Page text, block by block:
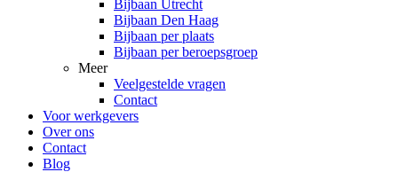
Bijbaan Utrecht
Bijbaan Den Haag
Bijbaan per plaats
Bijbaan per beroepsgroep
Meer
Veelgestelde vragen
Contact
Voor werkgevers
Over ons
Contact
Blog